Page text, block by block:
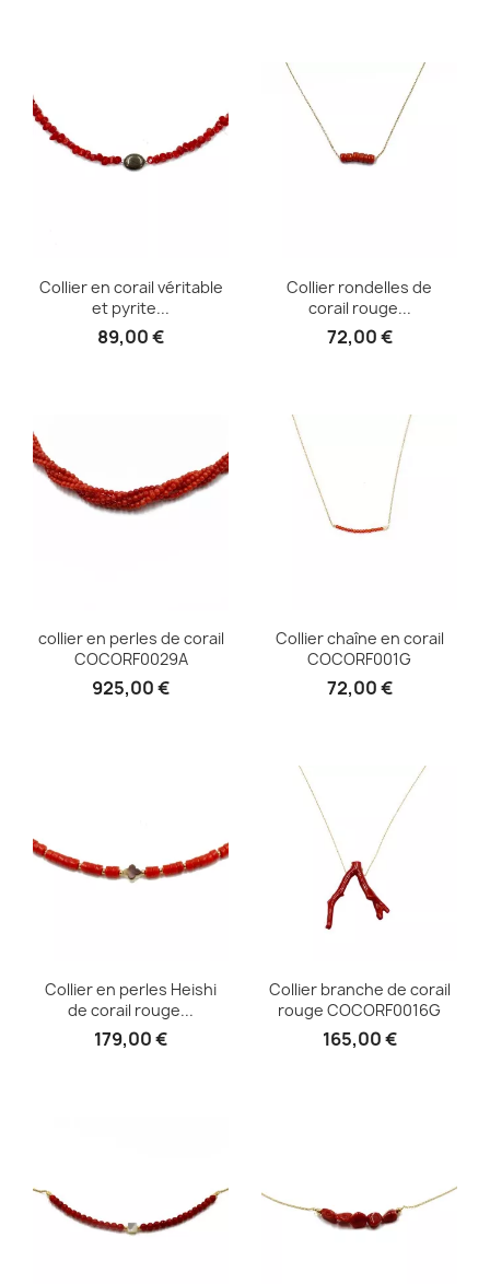
Collier en corail véritable
et pyrite...
89,00 €
Collier rondelles de
corail rouge...
72,00 €
collier en perles de corail
COCORF0029A
925,00 €
Collier chaîne en corail
COCORF001G
72,00 €
Collier en perles Heishi
de corail rouge...
179,00 €
Collier branche de corail
rouge COCORF0016G
165,00 €